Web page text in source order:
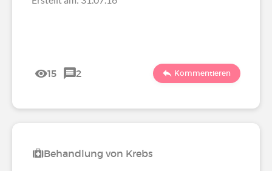
15 2 Kommentieren
Behandlung von Krebs